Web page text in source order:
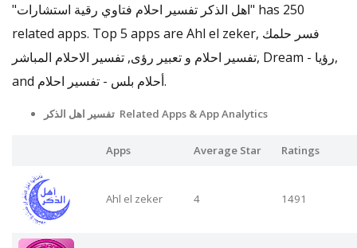
"اهل الذكر تفسير احلام فتاوي رقية استشارات" has 250
related apps. Top 5 apps are Ahl el zeker, فسر حلمك
تفسير احلام و تعبير رؤى, تفسير الاحلام المباشر, Dream - رؤيا,
and أحلام بلس - تفسير احلام.
تفسير اهل الذكر Related Apps & App Analytics
Apps Average Star Ratings
Ahl el zeker 4 1491